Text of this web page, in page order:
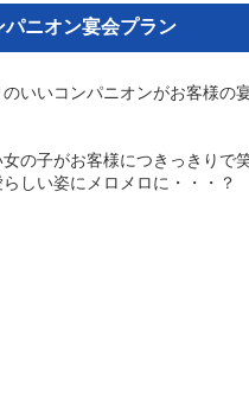
パニオン宴会プラン
いいコンパニオンがお客様の
の子がお客様につきっきりで
しい姿にメロメロに・・・？